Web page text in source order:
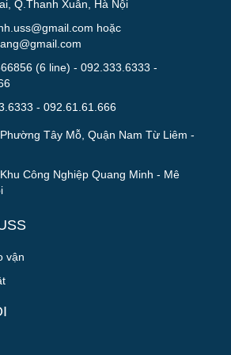
Q.Thanh Xuân, Hà Nội
hoặc
(6 line) - 092.333.6333 -
- 092.61.61.666
Tây Mỗ, Quận Nam Từ Liêm -
Công Nghiệp Quang Minh - Mê
vận